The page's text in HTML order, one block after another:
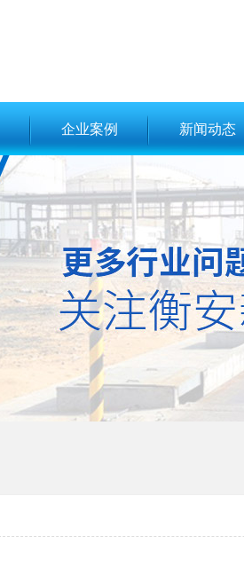
企业案例 新闻动态